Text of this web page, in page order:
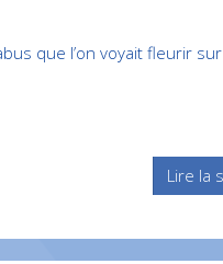
que l’on voyait fleurir
Lire la